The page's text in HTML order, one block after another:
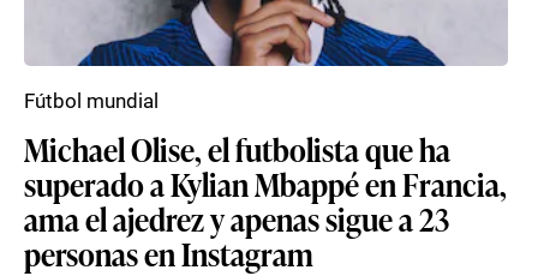
Michael Olise, el futbolista que ha
superado a Kylian Mbappé en Francia,
ama el ajedrez y apenas sigue a 23
personas en Instagram
Fútbol mundial